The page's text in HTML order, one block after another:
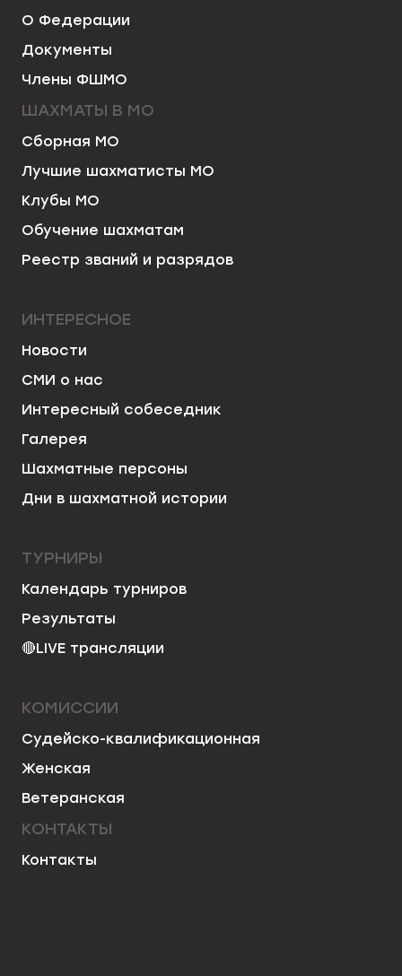
О Федерации
Документы
Члены ФШМО
ШАХМАТЫ В МО
Сборная МО
Лучшие шахматисты МО
Клубы МО
Обучение шахматам
Реестр званий и разрядов
ИНТЕРЕСНОЕ
Новости
СМИ о нас
Интересный собеседник
Галерея
Шахматные персоны
Дни в шахматной истории
ТУРНИРЫ
Календарь турниров
Результаты
🔴LIVE трансляции
КОМИССИИ
Судейско-квалификационная
Женская
Ветеранская
КОНТАКТЫ
Контакты